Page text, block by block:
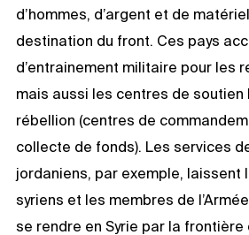
d’hommes, d’argent et de
destination du front. Ces pays
d’entrainement militaire pour les
mais aussi les centres de soutien
rébellion (centres de
collecte de fonds). Les services
jordaniens, par exemple, laissent
syriens et les membres de
se rendre en Syrie par la frontière